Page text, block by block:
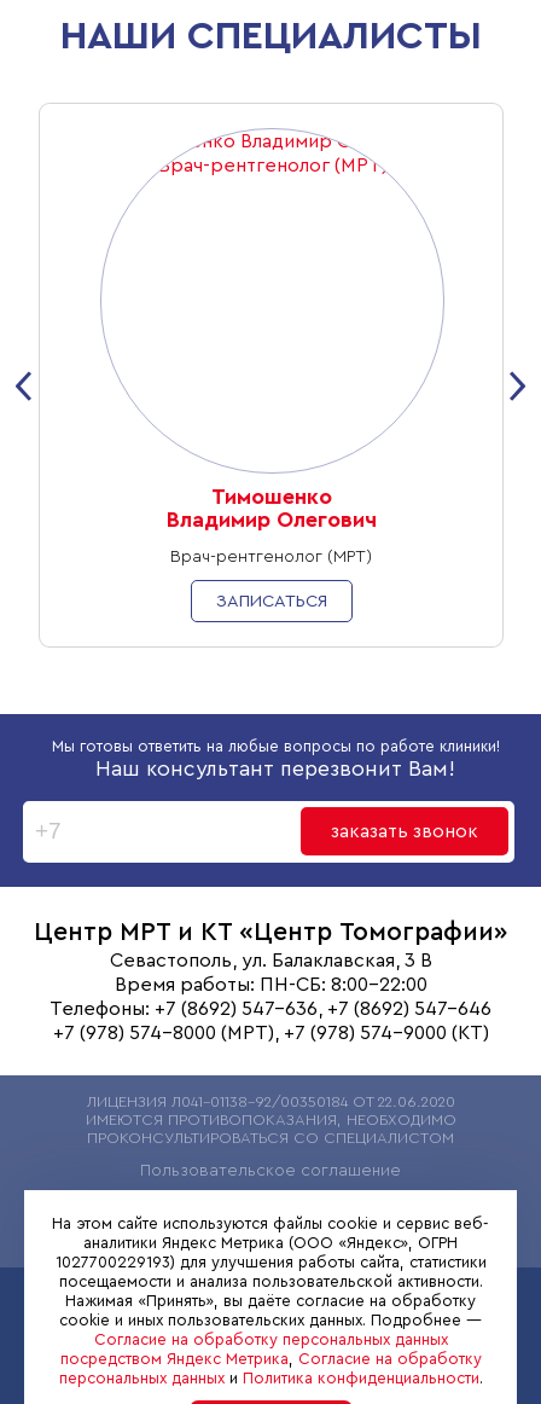
НАШИ СПЕЦИАЛИСТЫ
Тимошенко
Владимир Олегович
Врач-рентгенолог (МРТ)
ЗАПИСАТЬСЯ
‹ ›
Мы готовы ответить на любые вопросы по работе клиники!
Наш консультант перезвонит Вам!
заказать звонок
Центр МРТ и КТ «Центр Томографии»
Севастополь, ул. Балаклавская, 3 В
Время работы: ПН-СБ: 8:00-22:00
Телефоны: +7 (8692) 547-636, +7 (8692) 547-646
+7 (978) 574-8000 (МРТ), +7 (978) 574-9000 (КТ)
ЛИЦЕНЗИЯ Л041-01138-92/00350184 ОТ 22.06.2020
ИМЕЮТСЯ ПРОТИВОПОКАЗАНИЯ, НЕОБХОДИМО
ПРОКОНСУЛЬТИРОВАТЬСЯ СО СПЕЦИАЛИСТОМ
Пользовательское соглашение
Согласие на обработку персональных данных
Запись на МРТ
+7 (978) 574-8000
Запись на КТ
+7 (978) 574-9000
На этом сайте используются файлы cookie и сервис веб-
аналитики Яндекс Метрика (ООО «Яндекс», ОГРН
1027700229193) для улучшения работы сайта, статистики
посещаемости и анализа пользовательской активности.
Нажимая «Принять», вы даёте согласие на обработку
cookie и иных пользовательских данных. Подробнее —
Согласие на обработку персональных данных
посредством Яндекс Метрика
Согласие на обработку
персональных данныхи Политика конфиденциальности.